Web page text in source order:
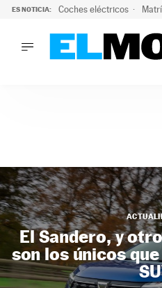
Saltar
al
contenido
ES NOTICIA: Coches eléctricos
VIRALES
PODCAST
MOTOS
TECNOLOGÍA
SUPERCOCHES
MOTORTV
El Sandero, y
son los únicos